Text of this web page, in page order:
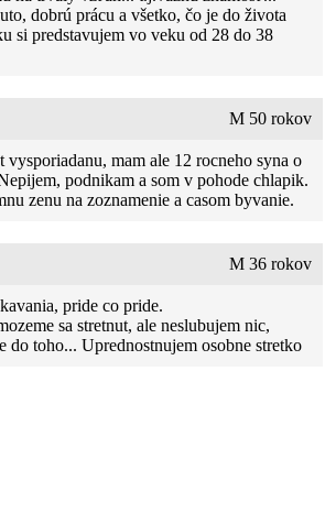
dobrú prácu a všetko, čo je do života
si predstavujem vo veku od 28 do 38
M 50 rokov
mam ale 12 rocneho syna o
podnikam a som v pohode chlapik.
zenu na zoznamenie a casom byvanie.
M 36 rokov
pride co pride.
sa stretnut, ale neslubujem nic,
do toho... Uprednostnujem osobne stretko